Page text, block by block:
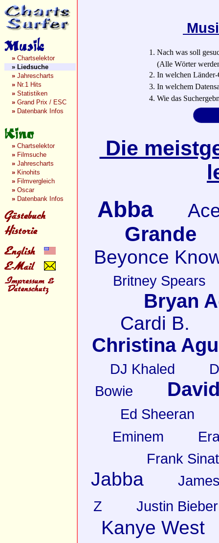
» Chartselektor
» Liedsuche
» Jahrescharts
» Nr.1 Hits
» Statistiken
» Grand Prix / ESC
» Datenbank Infos
» Chartselektor
» Filmsuche
» Jahrescharts
» Kinohits
» Filmvergleich
» Oscar
» Datenbank Infos
1. Nach was soll
(Alle Wörter
2. In welchen Länder-
3. In welchem
4. Wie das
Die
Abba
Grande
Beyonce
Britney Spears
Bryan
Cardi B.
Christina
DJ Khaled
Bowie
Ed Sheeran
Eminem
Frank
Jabba
Z
Justin Bieber
Kanye West